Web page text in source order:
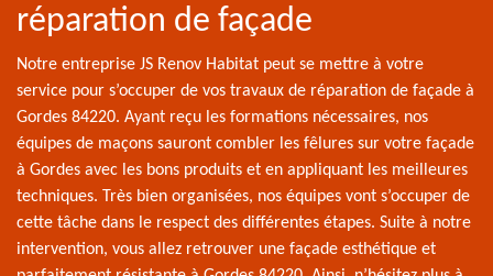
réparation de façade
Notre entreprise JS Renov Habitat peut se mettre à votre
service pour s’occuper de vos travaux de réparation de façade à
Gordes 84220. Ayant reçu les formations nécessaires, nos
équipes de maçons sauront combler les fêlures sur votre façade
à Gordes avec les bons produits et en appliquant les meilleures
techniques. Très bien organisées, nos équipes vont s’occuper de
cette tâche dans le respect des différentes étapes. Suite à notre
intervention, vous allez retrouver une façade esthétique et